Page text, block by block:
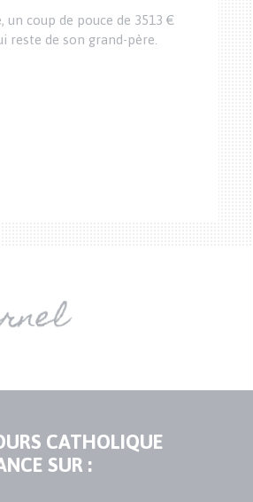
coup de pouce de 3513 €
reste de son grand-père.
CATHOLIQUE
SUR :